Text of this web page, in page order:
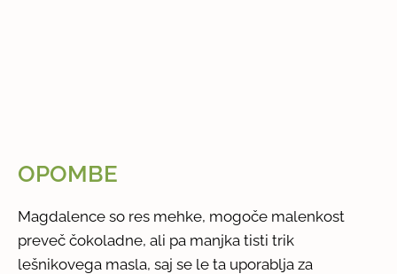
OPOMBE
Magdalence so res mehke, mogoče malenkost
preveč čokoladne, ali pa manjka tisti trik
lešnikovega masla, saj se le ta uporablja za